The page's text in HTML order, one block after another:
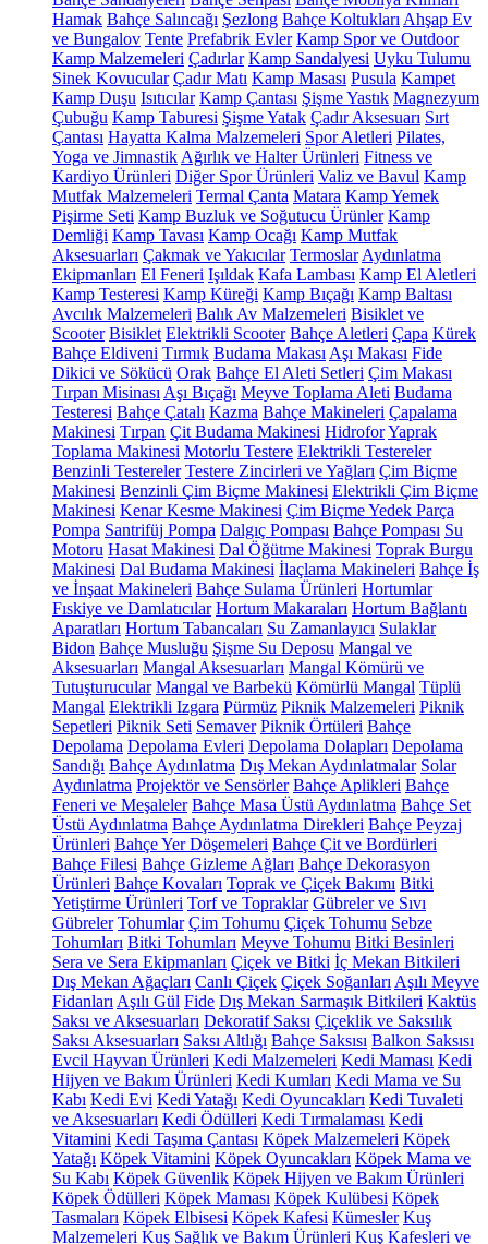
Hamak Bahçe Salıncağı Şezlong Bahçe Koltukları Ahşap Ev
ve Bungalov Tente Prefabrik Evler Kamp Spor ve Outdoor
Kamp Malzemeleri Çadırlar Kamp Sandalyesi Uyku Tulumu
Sinek Kovucular Çadır Matı Kamp Masası Pusula Kampet
Kamp Duşu Isıtıcılar Kamp Çantası Şişme Yastık Magnezyum
Çubuğu Kamp Taburesi Şişme Yatak Çadır Aksesuarı Sırt
Çantası Hayatta Kalma Malzemeleri Spor Aletleri Pilates,
Yoga ve Jimnastik Ağırlık ve Halter Ürünleri Fitness ve
Kardiyo Ürünleri Diğer Spor Ürünleri Valiz ve Bavul Kamp
Mutfak Malzemeleri Termal Çanta Matara Kamp Yemek
Pişirme Seti Kamp Buzluk ve Soğutucu Ürünler Kamp
Demliği Kamp Tavası Kamp Ocağı Kamp Mutfak
Aksesuarları Çakmak ve Yakıcılar Termoslar Aydınlatma
Ekipmanları El Feneri Işıldak Kafa Lambası Kamp El Aletleri
Kamp Testeresi Kamp Küreği Kamp Bıçağı Kamp Baltası
Avcılık Malzemeleri Balık Av Malzemeleri Bisiklet ve
Scooter Bisiklet Elektrikli Scooter Bahçe Aletleri Çapa Kürek
Bahçe Eldiveni Tırmık Budama Makası Aşı Makası Fide
Dikici ve Sökücü Orak Bahçe El Aleti Setleri Çim Makası
Tırpan Misinası Aşı Bıçağı Meyve Toplama Aleti Budama
Testeresi Bahçe Çatalı Kazma Bahçe Makineleri Çapalama
Makinesi Tırpan Çit Budama Makinesi HidroforYaprak
Toplama Makinesi Motorlu Testere Elektrikli Testereler
Benzinli Testereler Testere Zincirleri ve Yağları Çim Biçme
Makinesi Benzinli Çim Biçme Makinesi Elektrikli Çim Biçme
Makinesi Kenar Kesme Makinesi Çim Biçme Yedek Parça
Pompa Santrifüj Pompa Dalgıç Pompası Bahçe Pompası Su
Motoru Hasat Makinesi Dal Öğütme Makinesi Toprak Burgu
Makinesi Dal Budama Makinesi İlaçlama Makineleri Bahçe İş
ve İnşaat Makineleri Bahçe Sulama Ürünleri Hortumlar
Fıskiye ve Damlatıcılar Hortum Makaraları Hortum Bağlantı
Aparatları Hortum Tabancaları Su Zamanlayıcı Sulaklar
Bidon Bahçe Musluğu Şişme Su Deposu Mangal ve
Aksesuarları Mangal Aksesuarları Mangal Kömürü ve
Tutuşturucular Mangal ve Barbekü Kömürlü Mangal Tüplü
Mangal Elektrikli Izgara Pürmüz Piknik Malzemeleri Piknik
Sepetleri Piknik Seti Semaver Piknik Örtüleri Bahçe
Depolama Depolama Evleri Depolama Dolapları Depolama
Sandığı Bahçe Aydınlatma Dış Mekan Aydınlatmalar Solar
Aydınlatma Projektör ve Sensörler Bahçe Aplikleri Bahçe
Feneri ve Meşaleler Bahçe Masa Üstü Aydınlatma Bahçe Set
Üstü Aydınlatma Bahçe Aydınlatma Direkleri Bahçe Peyzaj
Ürünleri Bahçe Yer Döşemeleri Bahçe Çit ve Bordürleri
Bahçe Filesi Bahçe Gizleme Ağları Bahçe Dekorasyon
Ürünleri Bahçe Kovaları Toprak ve Çiçek Bakımı Bitki
Yetiştirme Ürünleri Torf ve Topraklar Gübreler ve Sıvı
Gübreler Tohumlar Çim Tohumu Çiçek Tohumu Sebze
Tohumları Bitki Tohumları Meyve Tohumu Bitki Besinleri
Sera ve Sera Ekipmanları Çiçek ve Bitki İç Mekan Bitkileri
Dış Mekan Ağaçları Canlı Çiçek Çiçek Soğanları Aşılı Meyve
Fidanları Aşılı Gül Fide Dış Mekan Sarmaşık Bitkileri Kaktüs
Saksı ve Aksesuarları Dekoratif Saksı Çiçeklik ve Saksılık
Saksı Aksesuarları Saksı Altlığı Bahçe Saksısı Balkon Saksısı
Evcil Hayvan Ürünleri Kedi Malzemeleri Kedi Maması Kedi
Hijyen ve Bakım Ürünleri Kedi Kumları Kedi Mama ve Su
Kabı Kedi Evi Kedi Yatağı Kedi Oyuncakları Kedi Tuvaleti
ve Aksesuarları Kedi Ödülleri Kedi Tırmalaması Kedi
Vitamini Kedi Taşıma Çantası Köpek Malzemeleri Köpek
Yatağı Köpek Vitamini Köpek Oyuncakları Köpek Mama ve
Su Kabı Köpek Güvenlik Köpek Hijyen ve Bakım Ürünleri
Köpek Ödülleri Köpek Maması Köpek Kulübesi Köpek
Tasmaları Köpek Elbisesi Köpek Kafesi Kümesler Kuş
Malzemeleri Kuş Sağlık ve Bakım Ürünleri Kuş Kafesleri ve